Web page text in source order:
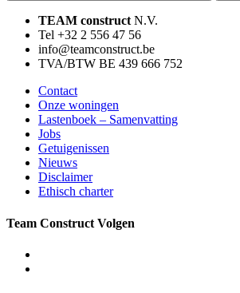
TEAM constructN.V.
Tel +32 2 556 47 56
info@teamconstruct.be
TVA/BTW BE 439 666 752
Contact
Onze woningen
Lastenboek – Samenvatting
Jobs
Getuigenissen
Nieuws
Disclaimer
Ethisch charter
Team Construct Volgen